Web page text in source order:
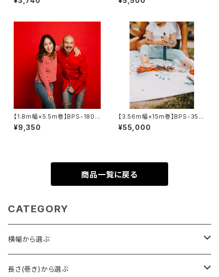
【1.8m幅×5.5m巻】BPS-1805
全17色 スーペリア背景紙
¥9,350
【3.56m幅×15m巻】BPS-3515
全4色 スーペリア背景紙
¥55,000
商品一覧に戻る
CATEGORY
横幅から選ぶ
2.7m幅
長さ(巻き)から選ぶ